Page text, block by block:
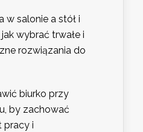
w salonie a stół i
jak wybrać trwałe i
rozwiązania do
biurko przy
by zachować
pracy i